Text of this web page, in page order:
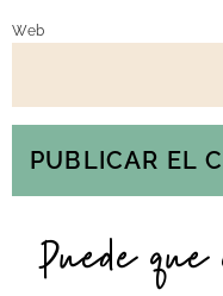
Web
Puede